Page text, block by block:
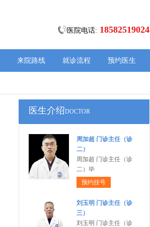
医院电话: 18582519024
来院路线 就诊流程 预约医生
医生介绍DOCTOR
周加超 门诊主任（诊
二）
周加超 门诊主任（诊
二）毕
预约挂号
刘玉明 门诊主任（诊
三）
刘玉明 门诊主任（诊